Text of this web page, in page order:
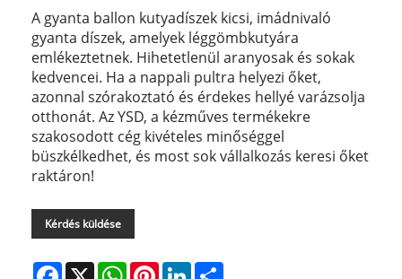
A gyanta ballon kutyadíszek kicsi, imádnivaló
gyanta díszek, amelyek léggömbkutyára
emlékeztetnek. Hihetetlenül aranyosak és sokak
kedvencei. Ha a nappali pultra helyezi őket,
azonnal szórakoztató és érdekes hellyé varázsolja
otthonát. Az YSD, a kézműves termékekre
szakosodott cég kivételes minőséggel
büszkélkedhet, és most sok vállalkozás keresi őket
raktáron!
Kérdés küldése
Facebook
X WhatsAppPinterestLinkedIn